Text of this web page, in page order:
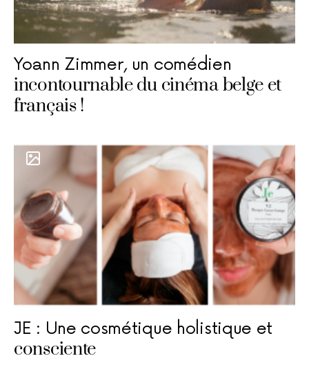
Yoann Zimmer, un comédien
incontournable du cinéma belge et
français !
JE : Une cosmétique holistique et
consciente